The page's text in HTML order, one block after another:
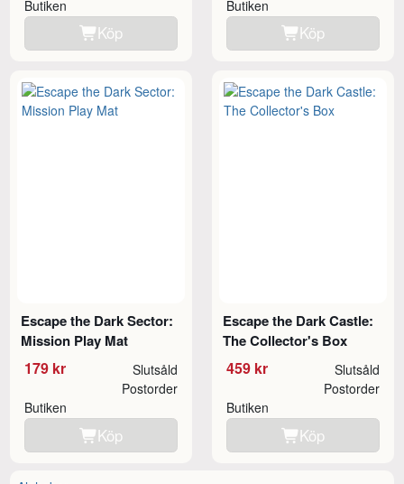
Butiken
Köp
Butiken
Köp
Escape the Dark Sector:
Mission Play Mat
179 kr Slutsåld
Butiken
Postorder
Köp
Escape the Dark Castle:
The Collector's Box
459 kr Slutsåld
Butiken
Postorder
Köp